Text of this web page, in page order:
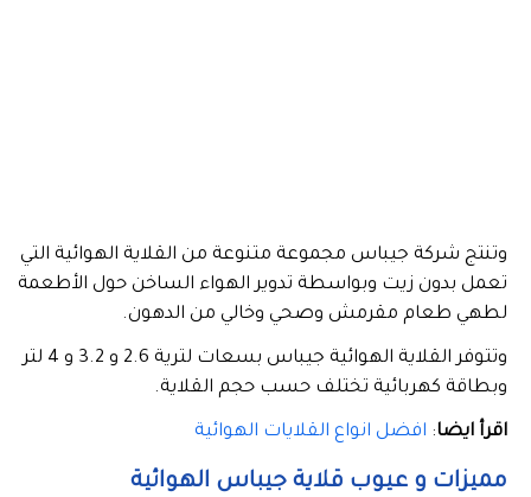
وتنتج شركة جيباس مجموعة متنوعة من القلاية الهوائية التي
تعمل بدون زيت وبواسطة تدوير الهواء الساخن حول الأطعمة
لطهي طعام مقرمش وصحي وخالي من الدهون.
وتتوفر القلاية الهوائية جيباس بسعات لترية 2.6 و 3.2 و 4 لتر
وبطاقة كهربائية تختلف حسب حجم القلاية.
اقرأ ايضا: افضل انواع القلايات الهوائية
مميزات و عيوب قلاية جيباس الهوائية